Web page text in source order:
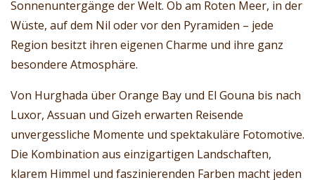
Sonnenuntergänge der Welt. Ob am Roten Meer, in der
Wüste, auf dem Nil oder vor den Pyramiden – jede
Region besitzt ihren eigenen Charme und ihre ganz
besondere Atmosphäre.
Von Hurghada über Orange Bay und El Gouna bis nach
Luxor, Assuan und Gizeh erwarten Reisende
unvergessliche Momente und spektakuläre Fotomotive.
Die Kombination aus einzigartigen Landschaften,
klarem Himmel und faszinierenden Farben macht jeden